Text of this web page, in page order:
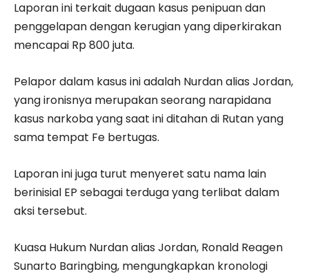
Laporan ini terkait dugaan kasus penipuan dan
penggelapan dengan kerugian yang diperkirakan
mencapai Rp 800 juta.
Pelapor dalam kasus ini adalah Nurdan alias Jordan,
yang ironisnya merupakan seorang narapidana
kasus narkoba yang saat ini ditahan di Rutan yang
sama tempat Fe bertugas.
Laporan ini juga turut menyeret satu nama lain
berinisial EP sebagai terduga yang terlibat dalam
aksi tersebut.
Kuasa Hukum Nurdan alias Jordan, Ronald Reagen
Sunarto Baringbing, mengungkapkan kronologi